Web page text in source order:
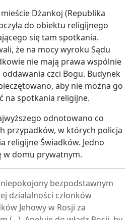
Dżankoj (Republika
do obiektu religijnego
się tam spotkania.
że na mocy wyroku Sądu
nie mają prawa wspólnie
czci Bogu. Budynek
aby nie można go
na spotkania religijne.
odnotowano co
przypadków, w których policja
religijne Świadków. Jedno
w domu prywatnym.
bezpodstawnym
działalności członków
Jehowy w Rosji za